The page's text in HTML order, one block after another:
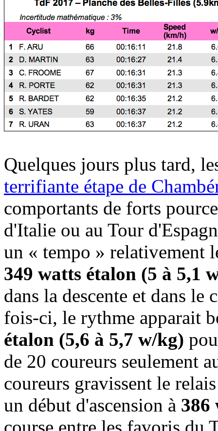
Quelques jours plus tard,
terrifiante étape de
comportants de forts
d'Italie ou au Tour
un « tempo » relativement
349 watts étalon (5 à 5,1
dans la descente et dans
fois-ci, le rythme apparait
étalon (5,6 à 5,7 w/kg)
de 20 coureurs seulement
coureurs gravissent le
un début d'ascension à 386